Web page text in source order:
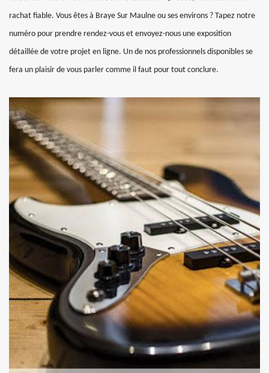
rachat fiable. Vous êtes à Braye Sur Maulne ou ses environs ? Tapez notre
numéro pour prendre rendez-vous et envoyez-nous une exposition
détaillée de votre projet en ligne. Un de nos professionnels disponibles se
fera un plaisir de vous parler comme il faut pour tout conclure.